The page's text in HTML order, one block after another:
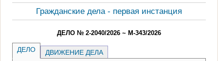
Гражданские дела - первая инстанция
ДЕЛО № 2-2040/2026 ~ М-343/2026
ДЕЛО ДВИЖЕНИЕ ДЕЛА